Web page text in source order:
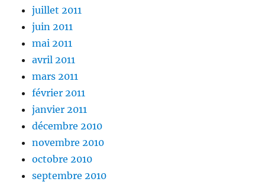
juillet 2011
juin 2011
mai 2011
avril 2011
mars 2011
février 2011
janvier 2011
décembre 2010
novembre 2010
octobre 2010
septembre 2010